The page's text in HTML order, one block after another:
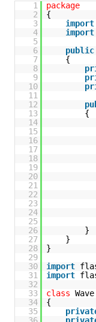
1
package
2
{
3
import
4
import
5
6
public
7
{
8
9
10
11
12
13
{
14
15
16
17
18
19
20
21
22
23
24
25
26
}
27
}
28
}
29
30
import
31
import
32
33
class Wave
34
{
35